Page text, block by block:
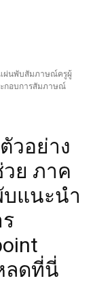
ผ่นพับสัมภาษณ์ครูผู้
กอบการสัมภาษณ์
วอย่าง
ย ภาค
แนะนำ
ลดที่นี่